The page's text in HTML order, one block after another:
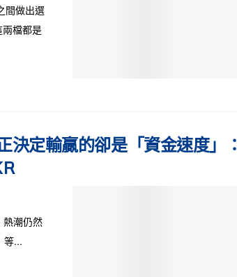
間做出選
檔都是
定輸贏的卻是「資金速度」：
熱潮仍然
等...